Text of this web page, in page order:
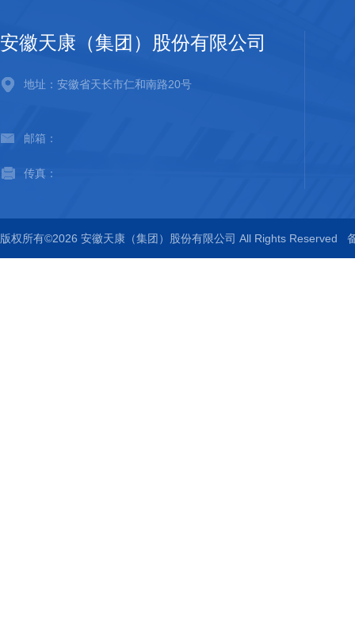
安徽天康（集团）股份有限公司
地址：安徽省天长市仁和南路20号
邮箱：
传真：
版权所有©2026 安徽天康（集团）股份有限公司 All Rights Reserved